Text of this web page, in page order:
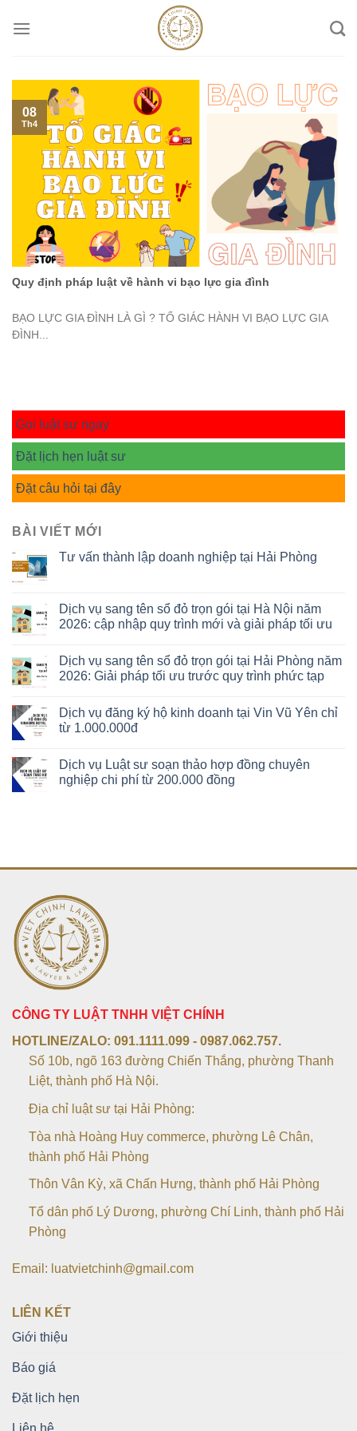
Quy định pháp luật về hành vi bạo lực gia đình
BẠO LỰC GIA ĐÌNH LÀ GÌ ? TỐ GIÁC HÀNH VI BẠO LỰC GIA
ĐÌNH...
08
Th4
Gọi luật sư ngay
Đặt lịch hẹn luật sư
Đặt câu hỏi tại đây
BÀI VIẾT MỚI
Tư vấn thành lập doanh nghiệp tại Hải Phòng
Dịch vụ sang tên sổ đỏ trọn gói tại Hà Nội năm
2026: cập nhập quy trình mới và giải pháp tối ưu
Dịch vụ sang tên sổ đỏ trọn gói tại Hải Phòng năm
2026: Giải pháp tối ưu trước quy trình phức tạp
Dịch vụ đăng ký hộ kinh doanh tại Vin Vũ Yên chỉ
từ 1.000.000đ
Dịch vụ Luật sư soạn thảo hợp đồng chuyên
nghiệp chi phí từ 200.000 đồng
CÔNG TY LUẬT TNHH VIỆT CHÍNH
HOTLINE/ZALO: 091.1111.099 - 0987.062.757.
Số 10b, ngõ 163 đường Chiến Thắng, phường Thanh
Liệt, thành phố Hà Nội.
Địa chỉ luật sư tại Hải Phòng:
Tòa nhà Hoàng Huy commerce, phường Lê Chân,
thành phố Hải Phòng
Thôn Vân Kỳ, xã Chấn Hưng, thành phố Hải Phòng
Tổ dân phố Lý Dương, phường Chí Linh, thành phố Hải
Phòng
Email: luatvietchinh@gmail.com
LIÊN KẾT
Giới thiệu
Báo giá
Đặt lịch hẹn
Liên hệ